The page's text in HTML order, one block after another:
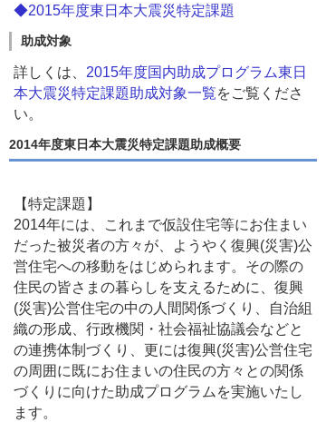
◆2015年度東日本大震災特定課題
助成対象
詳しくは、 2015年度国内助成プログラム東日
本大震災特定課題助成対象一覧をご覧くださ
い。
2014年度東日本大震災特定課題助成概要
【特定課題】
2014年には、これまで仮設住宅等にお住まい
だった被災者の方々が、ようやく復興(災害)公
営住宅への移動をはじめられます。その際の
住民の皆さまの暮らしを支えるために、復興
(災害)公営住宅の中の人間関係づくり、自治組
織の形成、行政機関・社会福祉協議会などと
の連携体制づくり、更には復興(災害)公営住宅
の周囲に既にお住まいの住民の方々との関係
づくりに向けた助成プログラムを実施いたし
ます。